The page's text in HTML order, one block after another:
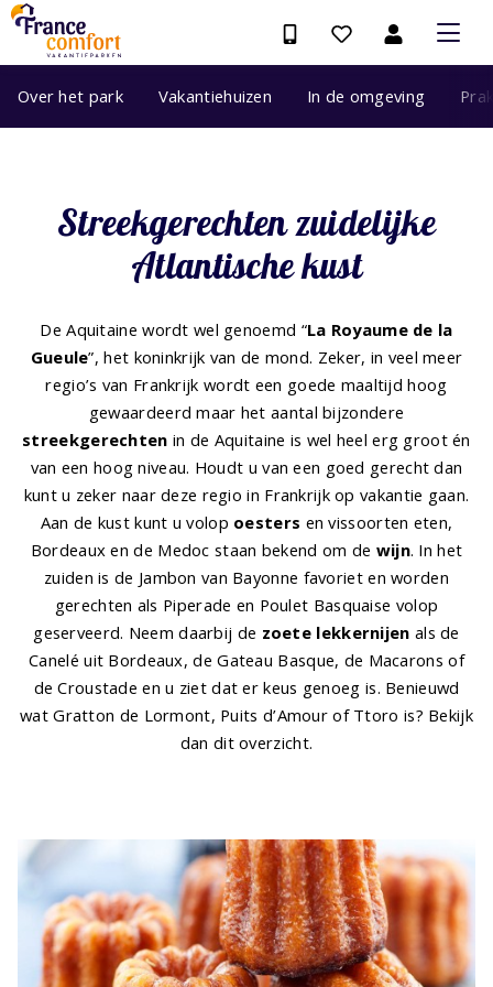
Over het park Vakantiehuizen In de omgeving
Streekgerechten zuidelijke
Atlantische kust
De Aquitaine wordt wel genoemd “La Royaume de la
Gueule”, het koninkrijk van de mond. Zeker, in veel meer
regio’s van Frankrijk wordt een goede maaltijd hoog
gewaardeerd maar het aantal bijzondere
streekgerechten in de Aquitaine is wel heel erg groot én
van een hoog niveau. Houdt u van een goed gerecht dan
kunt u zeker naar deze regio in Frankrijk op vakantie gaan.
Aan de kust kunt u volop oesters en vissoorten eten,
Bordeaux en de Medoc staan bekend om de wijn. In het
zuiden is de Jambon van Bayonne favoriet en worden
gerechten als Piperade en Poulet Basquaise volop
geserveerd. Neem daarbij de zoete lekkernijen als de
Canelé uit Bordeaux, de Gateau Basque, de Macarons of
de Croustade en u ziet dat er keus genoeg is. Benieuwd
wat Gratton de Lormont, Puits d’Amour of Ttoro is? Bekijk
dan dit overzicht.